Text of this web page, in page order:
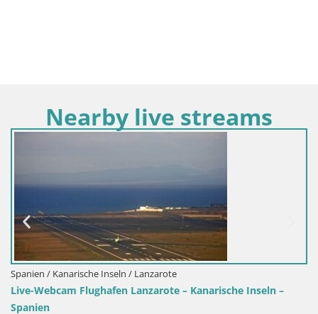
Nearby live streams
Lanzarote
– Kanarische Inseln –
Spanien / Kanarische Inseln
LIVE Webcam